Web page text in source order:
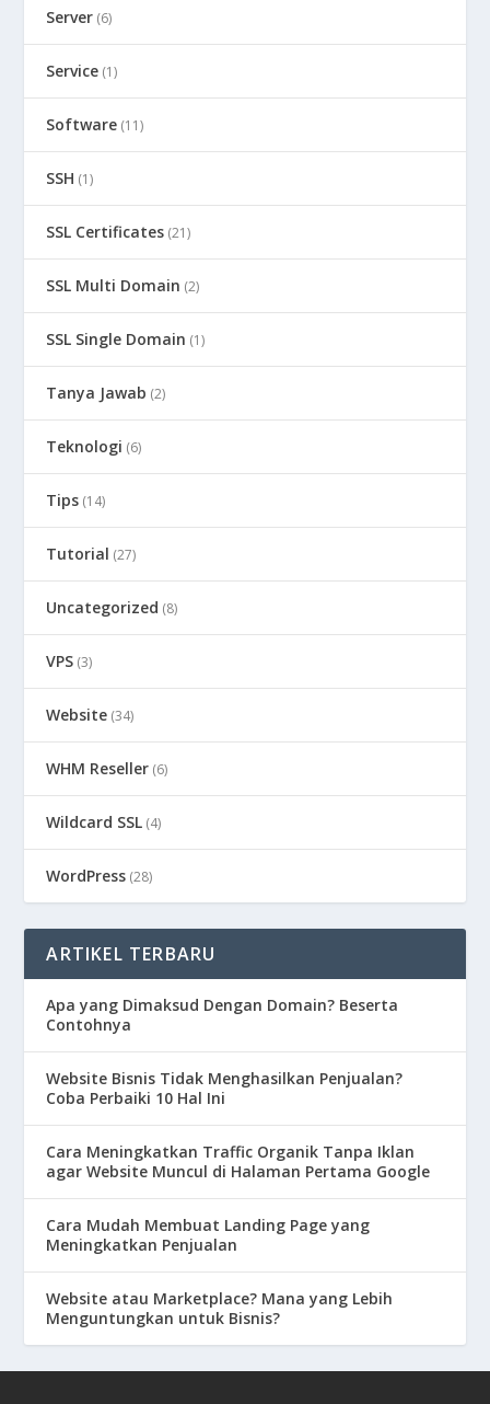
Server (6)
Service (1)
Software (11)
SSH (1)
SSL Certificates (21)
SSL Multi Domain (2)
SSL Single Domain (1)
Tanya Jawab (2)
Teknologi (6)
Tips (14)
Tutorial (27)
Uncategorized (8)
VPS (3)
Website (34)
WHM Reseller (6)
Wildcard SSL (4)
WordPress (28)
ARTIKEL TERBARU
Apa yang Dimaksud Dengan Domain? Beserta
Contohnya
Website Bisnis Tidak Menghasilkan Penjualan?
Coba Perbaiki 10 Hal Ini
Cara Meningkatkan Traffic Organik Tanpa Iklan
agar Website Muncul di Halaman Pertama Google
Cara Mudah Membuat Landing Page yang
Meningkatkan Penjualan
Website atau Marketplace? Mana yang Lebih
Menguntungkan untuk Bisnis?